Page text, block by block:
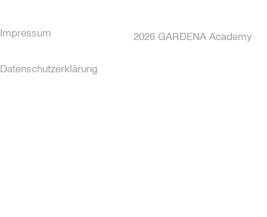
Impressum
Datenschutzerklärung
2026 GARDENA Academy